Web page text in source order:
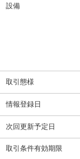
設備
取引態様
情報登録日
次回更新予定日
取引条件有効期限